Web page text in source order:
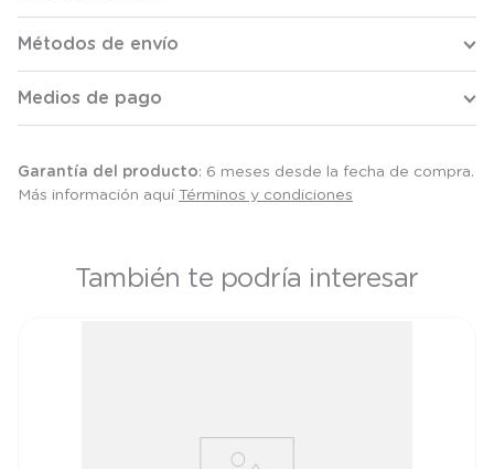
Métodos de envío
Medios de pago
Garantía del producto: 6 meses desde la fecha de compra.
Más información aquí Términos y condiciones
También te podría interesar